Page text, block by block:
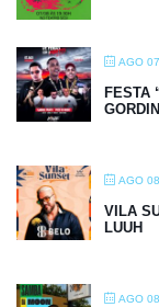
AGO
FESTA
AGO
VILA
LUUH
AGO